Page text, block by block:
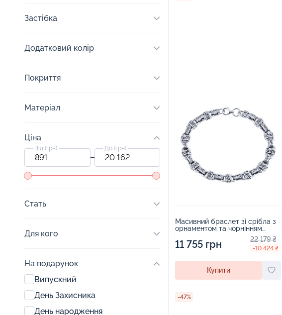
Застібка
Додатковий колір
Покриття
Матеріал
Ціна
Від (грн) До (грн)
Стать
Для кого
На подарунок
Випускний
День Захисника
День народження
Масивний браслет зі срібла з
орнаментом та чорнінням
плетіння якір фантазійний -
2193418
11 755 грн 22 179 ₴
-10 424 ₴
Купити
-47%